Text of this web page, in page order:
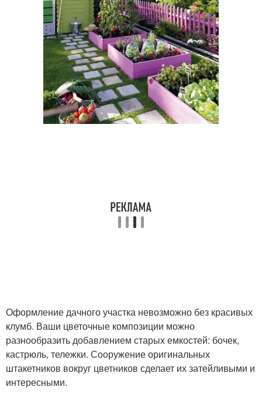
Оформление дачного участка невозможно без красивых
клумб. Ваши цветочные композиции можно
разнообразить добавлением старых емкостей: бочек,
кастрюль, тележки. Сооружение оригинальных
штакетников вокруг цветников сделает их затейливыми и
интересными.